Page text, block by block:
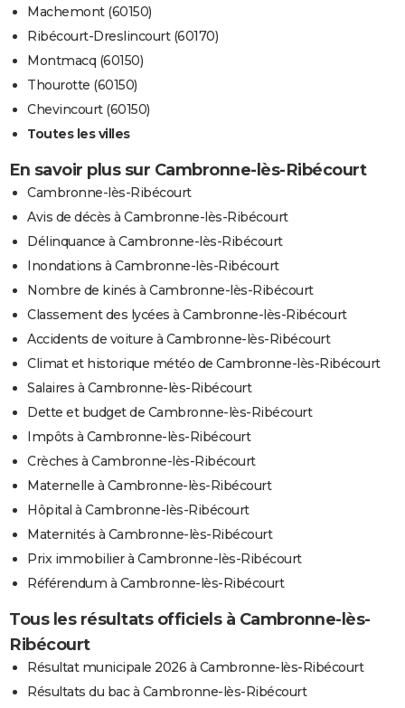
Machemont (60150)
Ribécourt-Dreslincourt (60170)
Montmacq (60150)
Thourotte (60150)
Chevincourt (60150)
Toutes les villes
En savoir plus sur Cambronne-lès-Ribécourt
Cambronne-lès-Ribécourt
Avis de décès à Cambronne-lès-Ribécourt
Délinquance à Cambronne-lès-Ribécourt
Inondations à Cambronne-lès-Ribécourt
Nombre de kinés à Cambronne-lès-Ribécourt
Classement des lycées à Cambronne-lès-Ribécourt
Accidents de voiture à Cambronne-lès-Ribécourt
Climat et historique météo de Cambronne-lès-Ribécourt
Salaires à Cambronne-lès-Ribécourt
Dette et budget de Cambronne-lès-Ribécourt
Impôts à Cambronne-lès-Ribécourt
Crèches à Cambronne-lès-Ribécourt
Maternelle à Cambronne-lès-Ribécourt
Hôpital à Cambronne-lès-Ribécourt
Maternités à Cambronne-lès-Ribécourt
Prix immobilier à Cambronne-lès-Ribécourt
Référendum à Cambronne-lès-Ribécourt
Tous les résultats officiels à Cambronne-lès-
Ribécourt
Résultat municipale 2026 à Cambronne-lès-Ribécourt
Résultats du bac à Cambronne-lès-Ribécourt